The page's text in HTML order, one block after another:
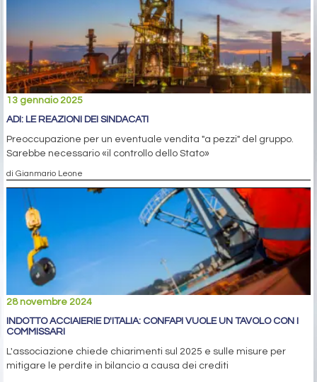
13 gennaio 2025
ADI: LE REAZIONI DEI SINDACATI
Preoccupazione per un eventuale vendita "a pezzi" del gruppo.
Sarebbe necessario «il controllo dello Stato»
di Gianmario Leone
28 novembre 2024
INDOTTO ACCIAIERIE D'ITALIA: CONFAPI VUOLE UN TAVOLO CON I
COMMISSARI
L'associazione chiede chiarimenti sul 2025 e sulle misure per
mitigare le perdite in bilancio a causa dei crediti